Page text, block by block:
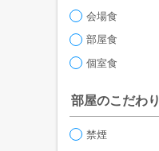
会場食
部屋食
個室食
部屋のこだわり
禁煙